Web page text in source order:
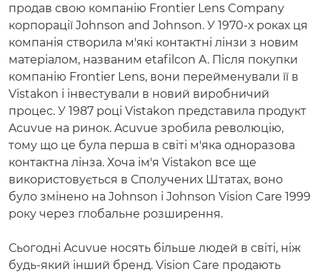
продав свою компанію Frontier Lens Company
корпорації Johnson and Johnson. У 1970-х роках ця
компанія створила м'які контактні лінзи з новим
матеріалом, названим etafilcon A. Після покупки
компанію Frontier Lens, вони перейменували її в
Vistakon і інвестували в новий виробничий
процес. У 1987 році Vistakon представила продукт
Acuvue на ринок. Acuvue зробила революцію,
тому що це була перша в світі м'яка одноразова
контактна лінза. Хоча ім'я Vistakon все ще
використовується в Сполучених Штатах, воно
було змінено на Johnson і Johnson Vision Care 1999
року через глобальне розширення.
Сьогодні Acuvue носять більше людей в світі, ніж
будь-який інший бренд. Vision Care продають